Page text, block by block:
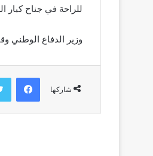
للراحة في جناح كبار
وزير الدفاع الوطني
شاركها